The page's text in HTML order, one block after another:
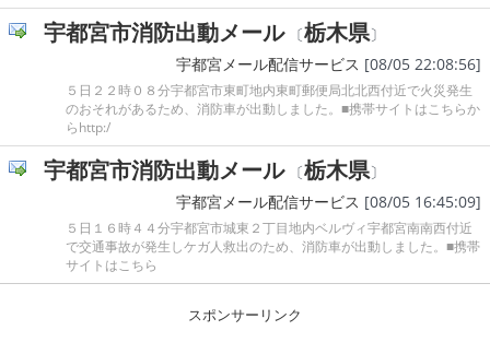
宇都宮市消防出動メール〔栃木県〕
宇都宮メール配信サービス [08/05 22:08:56]
５日２２時０８分宇都宮市東町地内東町郵便局北北西付近で火災発生
のおそれがあるため、消防車が出動しました。■携帯サイトはこちらか
らhttp:/
宇都宮市消防出動メール〔栃木県〕
宇都宮メール配信サービス [08/05 16:45:09]
５日１６時４４分宇都宮市城東２丁目地内ベルヴィ宇都宮南南西付近
で交通事故が発生しケガ人救出のため、消防車が出動しました。■携帯
サイトはこちら
スポンサーリンク